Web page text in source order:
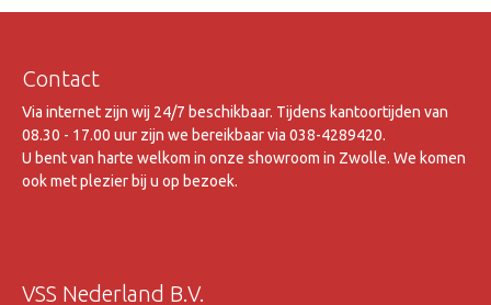
Contact
Via internet zijn wij 24/7 beschikbaar. Tijdens kantoortijden van
08.30 - 17.00 uur zijn we bereikbaar via 038-4289420.
U bent van harte welkom in onze showroom in Zwolle. We komen
ook met plezier bij u op bezoek.
VSS Nederland B.V.